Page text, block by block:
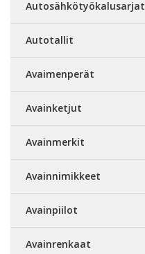
Autosähkötyökalusarjat
Autotallit
Avaimenperät
Avainketjut
Avainmerkit
Avainnimikkeet
Avainpiilot
Avainrenkaat